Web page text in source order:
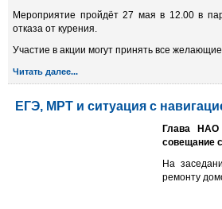
Мероприятие пройдёт 27 мая в 12.00 в
отказа от курения.
Участие в акции могут принять все
Читать далее...
ЕГЭ, МРТ и ситуация с
Глава НАО
совещание
На
ремонту